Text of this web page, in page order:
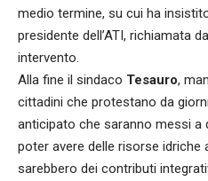
medio termine, su cui ha
presidente dell’ATI, richiamata da
intervento.
Alla fine il sindaco Tesauro,
cittadini che protestano da
anticipato che saranno messi a
poter avere delle risorse idriche
sarebbero dei contributi